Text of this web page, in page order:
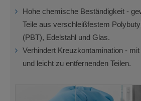
Hohe chemische Beständigkeit -
Teile aus verschleißfestem
(PBT), Edelstahl und Glas.
Verhindert Kreuzkontamination -
und leicht zu entfernenden Teilen.